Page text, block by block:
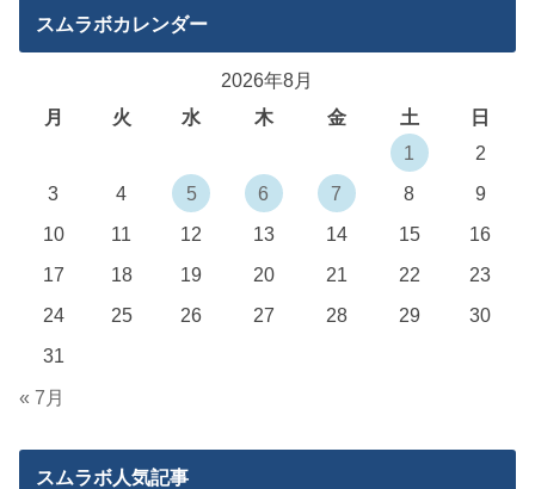
スムラボカレンダー
2026年8月
月
火 水 木 金 土
日
1
2
3
4 5 6 7 8
9
10
11 12 13 14 15
16
17
18 19 20 21 22
23
24
25 26 27 28 29
30
31
« 7月
スムラボ人気記事